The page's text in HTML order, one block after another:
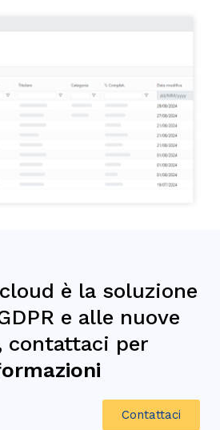
è la soluzione
e alle nuove
contattaci per
Contattaci